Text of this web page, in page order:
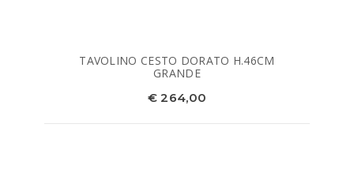
TAVOLINO CESTO DORATO H.46CM
GRANDE
€ 264,00